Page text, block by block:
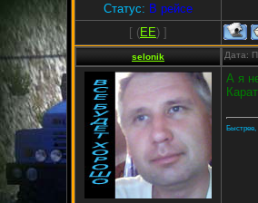
Статус: В рейсе
[ (EE) ]
selonik Дата:
А я
Быстрее,